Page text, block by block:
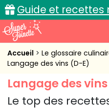
Guide et recettes
Accueil
Cuisine pratique
Accueil
Le glossaire
Langage des vins (D-E)
Langage des
Le top des